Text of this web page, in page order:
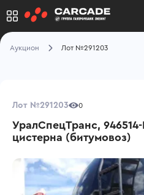
Аукцион Лот №291203
Лот №291203 0
УралСпецТранс,
цистерна (битумовоз)